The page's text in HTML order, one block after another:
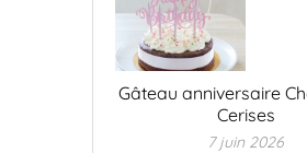
Gâteau anniversaire
Cerises
7 juin 2026